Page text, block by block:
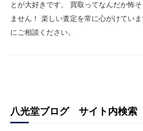
とが大好きです。 買取ってなんだか怖
ません！ 楽しい査定を常に心がけてい
にご相談ください。
八光堂ブログ サイト内検索